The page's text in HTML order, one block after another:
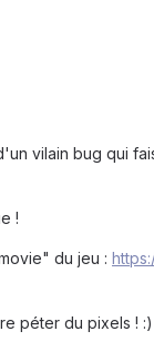
vilain bug qui
!
du jeu :
péter du pixels ! :)